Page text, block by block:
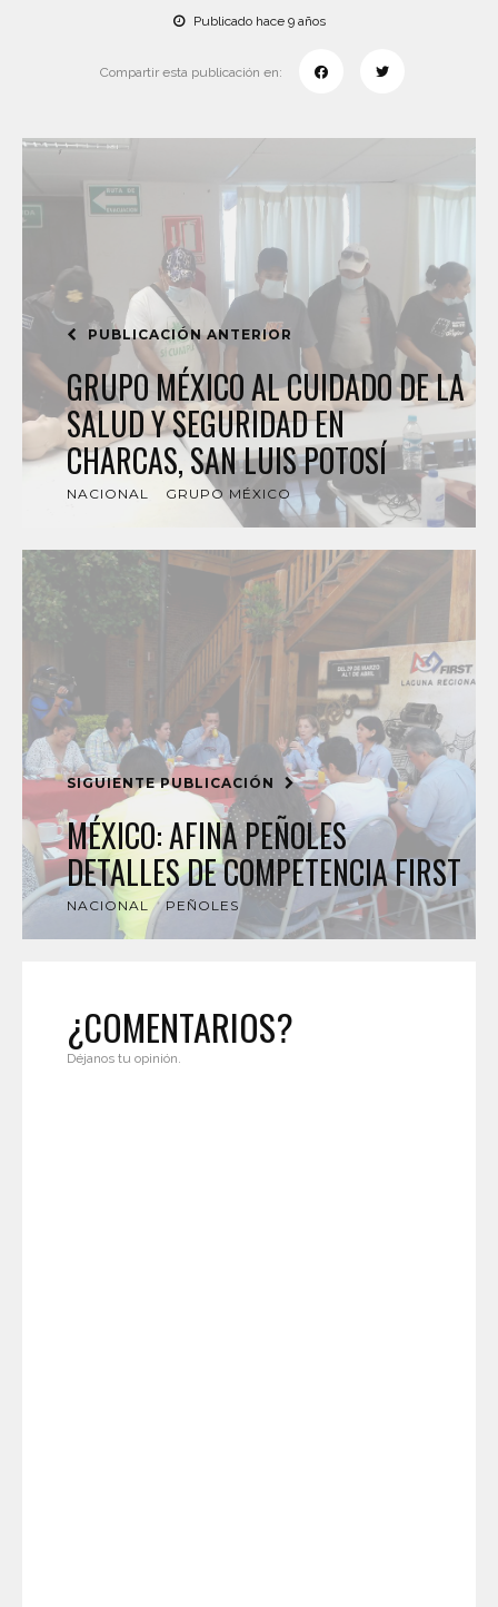
Publicado hace 9 años
Compartir esta publicación en:
PUBLICACIÓN ANTERIOR
GRUPO MÉXICO AL CUIDADO DE LA
SALUD Y SEGURIDAD EN
CHARCAS, SAN LUIS POTOSÍ
NACIONAL GRUPO MÉXICO
SIGUIENTE PUBLICACIÓN
MÉXICO: AFINA PEÑOLES
DETALLES DE COMPETENCIA FIRST
NACIONAL PEÑOLES
¿COMENTARIOS?
Déjanos tu opinión.